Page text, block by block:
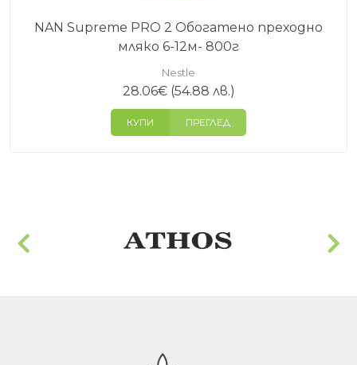
NAN Supreme PRO 2 Обогатено преходно
мляко 6-12м- 800г
Nestle
28.06€(54.88 лв.)
КУПИ ПРЕГЛЕД